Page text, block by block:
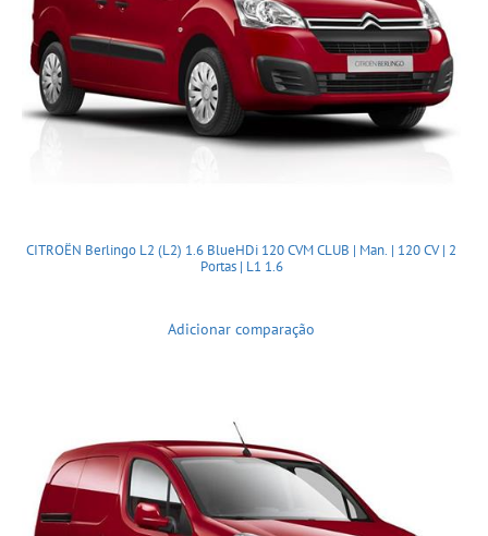
CITROËN Berlingo L2 (L2) 1.6 BlueHDi 120 CVM CLUB | Man. | 120 CV | 2
Portas | L1 1.6
Adicionar comparação